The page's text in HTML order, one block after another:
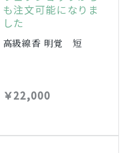
も注文可能になりま
した
高級線香 明覚 短
￥22,000